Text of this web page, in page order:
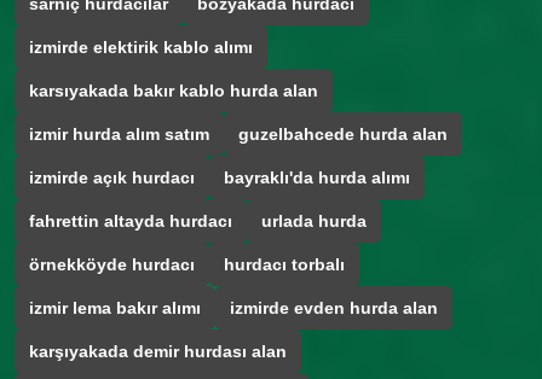
izmirde elektirik kablo alımı
karsıyakada bakır kablo hurda alan
izmir hurda alım satım guzelbahcede hurda alan
izmirde açık hurdacı bayraklı'da hurda alımı
fahrettin altayda hurdacı urlada hurda
örnekköyde hurdacı hurdacı torbalı
izmir lema bakır alımı izmirde evden hurda alan
karşıyakada demir hurdası alan